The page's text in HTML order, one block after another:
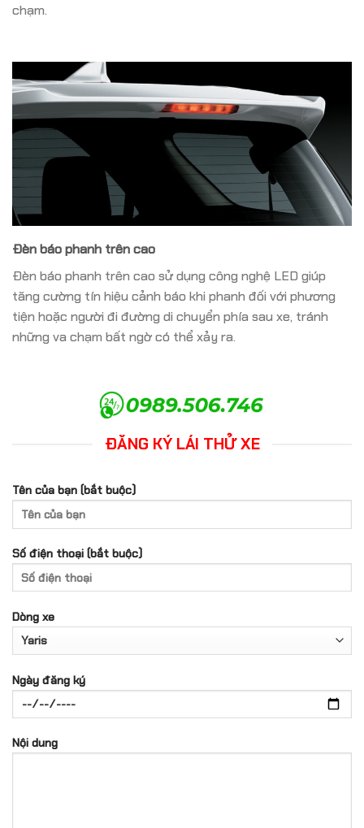
chạm.
Đèn báo phanh trên cao
Đèn báo phanh trên cao sử dụng công nghệ LED giúp
tăng cường tín hiệu cảnh báo khi phanh đối với phương
tiện hoặc người đi đường di chuyển phía sau xe, tránh
những va chạm bất ngờ có thể xảy ra.
ĐĂNG KÝ LÁI THỬ XE
Tên của bạn (bắt buộc)
Số điện thoại (bắt buộc)
Dòng xe
Ngày đăng ký
Nội dung